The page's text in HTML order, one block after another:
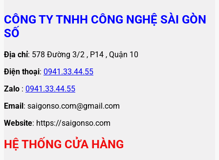
CÔNG TY TNHH CÔNG NGHỆ SÀI GÒN
SỐ
Địa chỉ: 578 Đường 3/2 , P14 , Quận 10
Điện thoại: 0941.33.44.55
Zalo : 0941.33.44.55
Email: saigonso.com@gmail.com
Website: https://saigonso.com
HỆ THỐNG CỬA HÀNG